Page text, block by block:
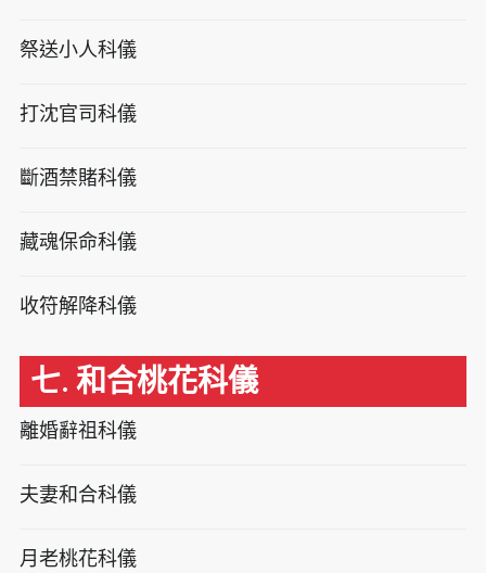
祭送小人科儀
打沈官司科儀
斷酒禁賭科儀
藏魂保命科儀
收符解降科儀
七. 和合桃花科儀
離婚辭祖科儀
夫妻和合科儀
月老桃花科儀